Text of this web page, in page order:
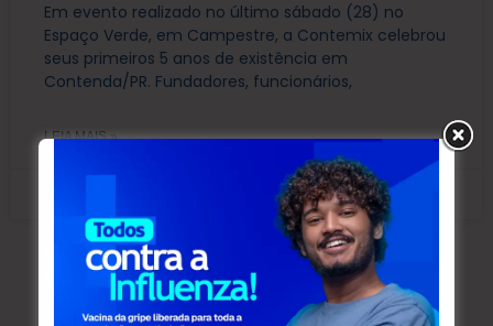
Em evento realizado no último sábado (28) no
Espaço Verde, em Campestre, a Contemix celebrou
seus primeiros 5 anos de existência em
Contenda/PR. Fundadores, funcionários,
LEIA MAIS »